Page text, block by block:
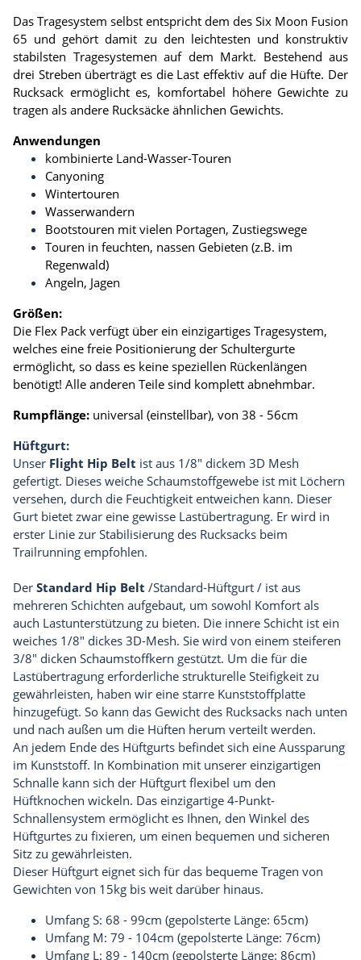
Das Tragesystem selbst entspricht dem des Six Moon Fusion
65 und gehört damit zu den leichtesten und konstruktiv
stabilsten Tragesystemen auf dem Markt. Bestehend aus
drei Streben überträgt es die Last effektiv auf die Hüfte. Der
Rucksack ermöglicht es, komfortabel höhere Gewichte zu
tragen als andere Rucksäcke ähnlichen Gewichts.
Anwendungen
kombinierte Land-Wasser-Touren
Canyoning
Wintertouren
Wasserwandern
Bootstouren mit vielen Portagen, Zustiegswege
Touren in feuchten, nassen Gebieten (z.B. im
Regenwald)
Angeln, Jagen
Größen:
Die Flex Pack verfügt über ein einzigartiges Tragesystem,
welches eine freie Positionierung der Schultergurte
ermöglicht, so dass es keine speziellen Rückenlängen
benötigt! Alle anderen Teile sind komplett abnehmbar.
Rumpflänge: universal (einstellbar), von 38 - 56cm
Hüftgurt:
Unser Flight Hip Belt ist aus 1/8" dickem 3D Mesh
gefertigt. Dieses weiche Schaumstoffgewebe ist mit Löchern
versehen, durch die Feuchtigkeit entweichen kann. Dieser
Gurt bietet zwar eine gewisse Lastübertragung. Er wird in
erster Linie zur Stabilisierung des Rucksacks beim
Trailrunning empfohlen.
Der Standard Hip Belt /Standard-Hüftgurt / ist aus
mehreren Schichten aufgebaut, um sowohl Komfort als
auch Lastunterstützung zu bieten. Die innere Schicht ist ein
weiches 1/8" dickes 3D-Mesh. Sie wird von einem steiferen
3/8" dicken Schaumstoffkern gestützt. Um die für die
Lastübertragung erforderliche strukturelle Steifigkeit zu
gewährleisten, haben wir eine starre Kunststoffplatte
hinzugefügt. So kann das Gewicht des Rucksacks nach unten
und nach außen um die Hüften herum verteilt werden.
An jedem Ende des Hüftgurts befindet sich eine Aussparung
im Kunststoff. In Kombination mit unserer einzigartigen
Schnalle kann sich der Hüftgurt flexibel um den
Hüftknochen wickeln. Das einzigartige 4-Punkt-
Schnallensystem ermöglicht es Ihnen, den Winkel des
Hüftgurtes zu fixieren, um einen bequemen und sicheren
Sitz zu gewährleisten.
Dieser Hüftgurt eignet sich für das bequeme Tragen von
Gewichten von 15kg bis weit darüber hinaus.
Umfang S: 68 - 99cm (gepolsterte Länge: 65cm)
Umfang M: 79 - 104cm (gepolsterte Länge: 76cm)
Umfang L: 89 - 140cm (gepolsterte Länge: 86cm)